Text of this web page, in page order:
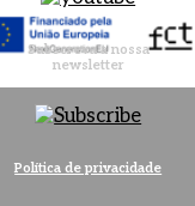
Subscreva a nossa
newsletter
Política de privacidade